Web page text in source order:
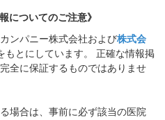
についてのご注意》
ンパニー株式会社および株式会
もとにしています。 正確な情報掲
全に保証するものではありませ
場合は、事前に必ず該当の医院